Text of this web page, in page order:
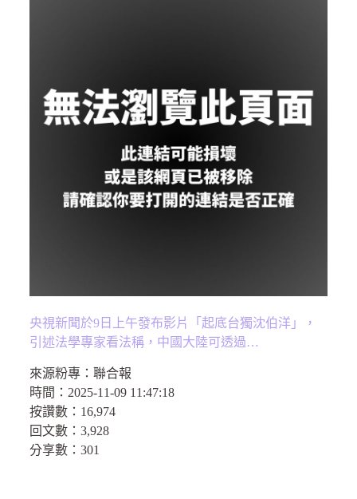
央視新聞於9日上午發布影片「起底台獨沈伯洋」，
引述法學專家看法稱，中國大陸可透過…
來源粉專： 聯合報
時間： 2025-11-09 11:47:18
按讚數： 16,974
回文數： 3,928
分享數：301